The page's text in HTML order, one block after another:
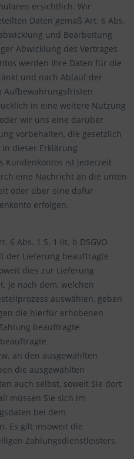
ersichtlich. Wir
Daten gemäß Art. 6 Abs.
und Bearbeitung
Abwicklung des Vertrages
werden Ihre Daten für die
und nach Ablauf der
Aufbewahrungsfristen
in eine weitere Nutzung
wir uns eine darüber
vorbehalten, die gesetzlich
dieser Erklärung
Kundenkontos ist jederzeit
eine Nachricht an die unten
oder über eine dafür
erfolgen.
6 Abs. 1 S. 1 lit. b DSGVO
der Lieferung beauftragte
dies zur Lieferung
Je nach dem, welchen
auswählen, geben
die hierfür erhobenen
beauftragte
an den ausgewählten
die ausgewählten
auch selbst, soweit Sie dort
müssen Sie sich im
bei dem
Es gilt insoweit die
Zahlungsdienstleisters.